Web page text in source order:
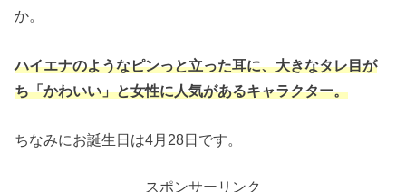
か。
ハイエナのようなピンっと立った耳に、大きなタレ目が
ち「かわいい」と女性に人気があるキャラクター。
ちなみにお誕生日は4月28日です。
スポンサーリンク